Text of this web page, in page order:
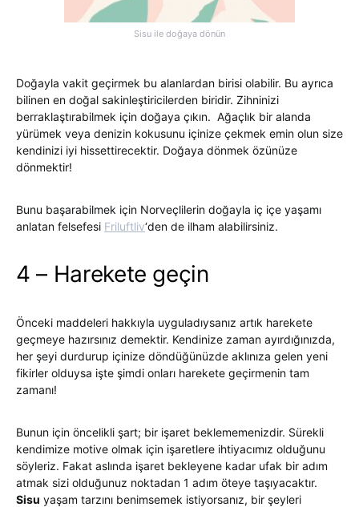
Sisu ile doğaya dönün
Doğayla vakit geçirmek bu alanlardan birisi olabilir. Bu ayrıca
bilinen en doğal sakinleştiricilerden biridir. Zihninizi
berraklaştırabilmek için doğaya çıkın. Ağaçlık bir alanda
yürümek veya denizin kokusunu içinize çekmek emin olun size
kendinizi iyi hissettirecektir. Doğaya dönmek özünüze
dönmektir!
Bunu başarabilmek için Norveçlilerin doğayla iç içe yaşamı
anlatan felsefesi Friluftliv‘den de ilham alabilirsiniz.
4 – Harekete geçin
Önceki maddeleri hakkıyla uyguladıysanız artık harekete
geçmeye hazırsınız demektir. Kendinize zaman ayırdığınızda,
her şeyi durdurup içinize döndüğünüzde aklınıza gelen yeni
fikirler olduysa işte şimdi onları harekete geçirmenin tam
zamanı!
Bunun için öncelikli şart; bir işaret beklememenizdir. Sürekli
kendimize motive olmak için işaretlere ihtiyacımız olduğunu
söyleriz. Fakat aslında işaret bekleyene kadar ufak bir adım
atmak sizi olduğunuz noktadan 1 adım öteye taşıyacaktır.
Sisu yaşam tarzını benimsemek istiyorsanız, bir şeyleri